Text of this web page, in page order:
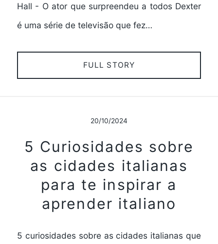
Hall - O ator que surpreendeu a todos Dexter
é uma série de televisão que fez…
FULL STORY
20/10/2024
5 Curiosidades sobre
as cidades italianas
para te inspirar a
aprender italiano
5 curiosidades sobre as cidades italianas que